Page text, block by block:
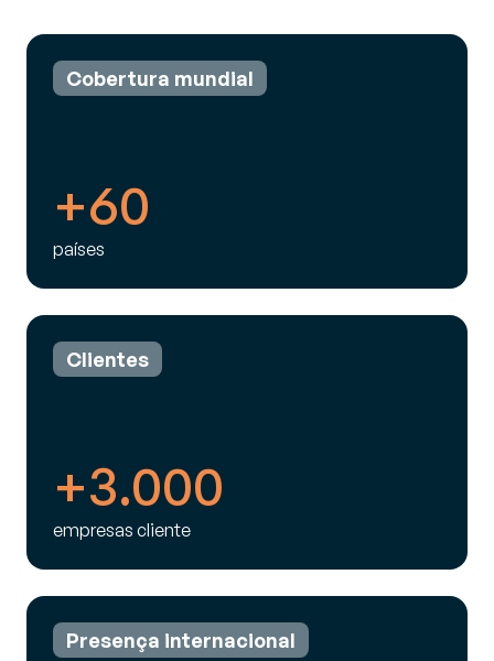
Cobertura mundial
+60
países
Clientes
+3.000
empresas cliente
Presença internacional